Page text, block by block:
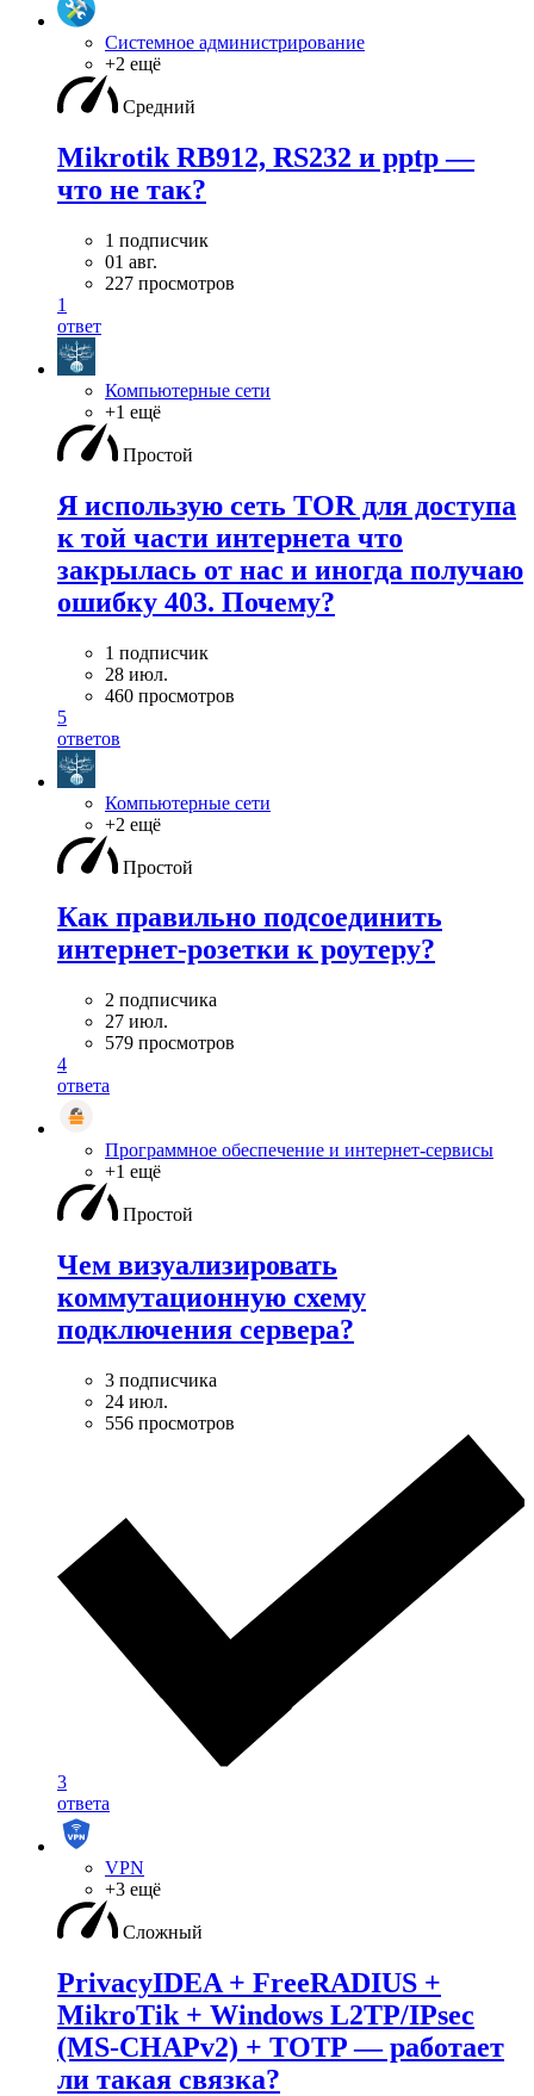
Системное администрирование
+2 ещё
Средний
Mikrotik RB912, RS232 и pptp —
что не так?
1 подписчик
01 авг.
227 просмотров
1
ответ
Компьютерные сети
+1 ещё
Простой
Я использую сеть TOR для доступа
к той части интернета что
закрылась от нас и иногда получаю
ошибку 403. Почему?
1 подписчик
28 июл.
460 просмотров
5
ответов
Компьютерные сети
+2 ещё
Простой
Как правильно подсоединить
интернет-розетки к роутеру?
2 подписчика
27 июл.
579 просмотров
4
ответа
Программное обеспечение и интернет-сервисы
+1 ещё
Простой
Чем визуализировать
коммутационную схему
подключения сервера?
3 подписчика
24 июл.
556 просмотров
3
ответа
VPN
+3 ещё
Сложный
PrivacyIDEA + FreeRADIUS +
MikroTik + Windows L2TP/IPsec
(MS-CHAPv2) + TOTP — работает
ли такая связка?